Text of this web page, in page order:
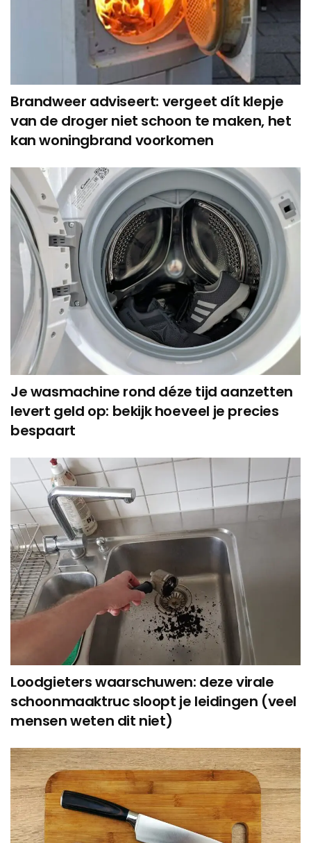
Brandweer adviseert: vergeet dít klepje
van de droger niet schoon te maken, het
kan woningbrand voorkomen
Je wasmachine rond déze tijd aanzetten
levert geld op: bekijk hoeveel je precies
bespaart
Loodgieters waarschuwen: deze virale
schoonmaaktruc sloopt je leidingen (veel
mensen weten dit niet)